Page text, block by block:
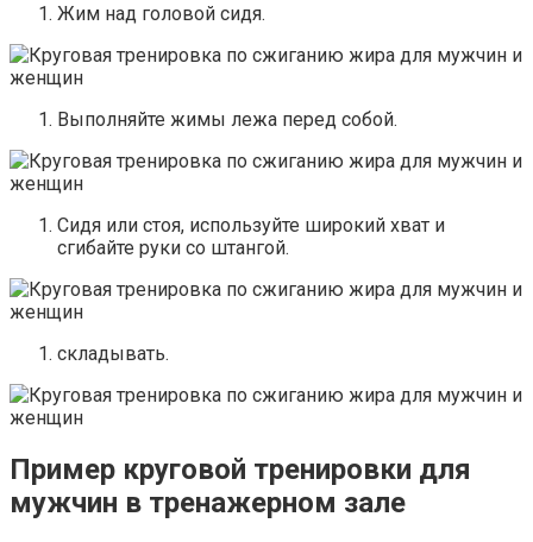
Жим над головой сидя.
Выполняйте жимы лежа перед собой.
Сидя или стоя, используйте широкий хват и
сгибайте руки со штангой.
складывать.
Пример круговой тренировки для
мужчин в тренажерном зале